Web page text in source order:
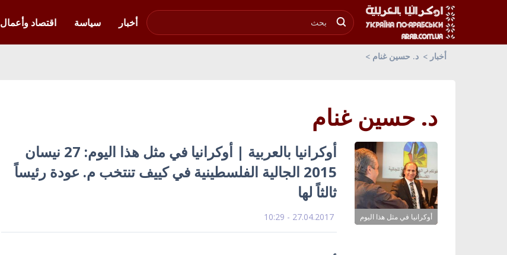
أخبار
سياسة اقتصاد وأعمال
أخبار د. حسين غنام
د. حسين غنام
أوكرانيا في مثل هذا اليوم
أوكرانيا بالعربية | أوكرانيا في مثل هذا اليوم: 27 نيسان
2015 الجالية الفلسطينية في كييف تنتخب م. عودة رئيساً
ثالثاً لها
27.04.2017 - 10:29